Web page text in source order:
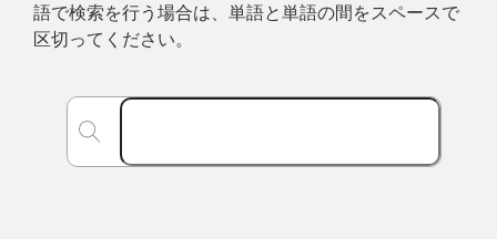
語で検索を行う場合は、単語と単語の間をスペースで
区切ってください。